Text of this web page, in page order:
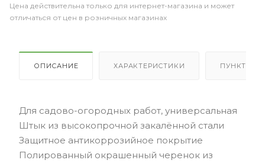
Цена действительна только для интернет-магазина и может
отличаться от цен в розничных магазинах
ОПИСАНИЕ ХАРАКТЕРИСТИКИ ПУНКТЫ
Для садово-огородных работ, универсальная
Штык из высокопрочной закалённой стали
Защитное антикоррозийное покрытие
Полированный окрашенный черенок из